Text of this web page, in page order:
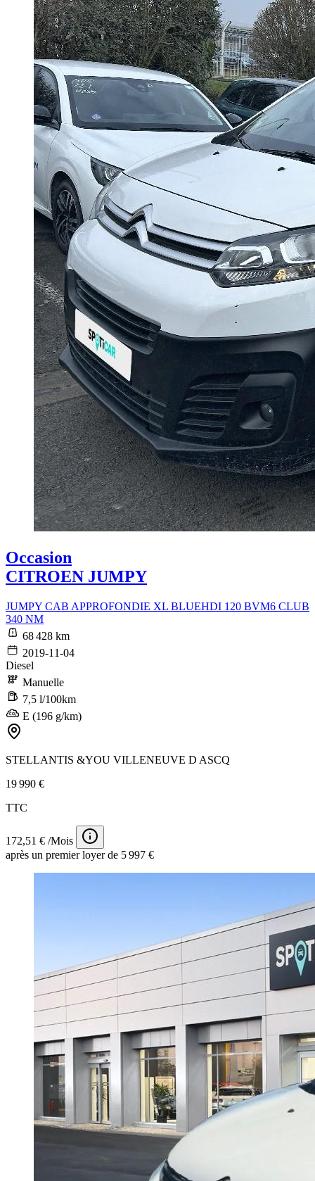
Occasion
CITROEN JUMPY
JUMPY CAB APPROFONDIE XL BLUEHDI 120 BVM6 CLUB
340 NM
68 428 km
2019-11-04
Diesel
Manuelle
7,5 l/100km
E (196 g/km)
STELLANTIS &YOU VILLENEUVE D ASCQ
19 990 €
TTC
172,51 € /Mois
après un premier loyer de 5 997 €